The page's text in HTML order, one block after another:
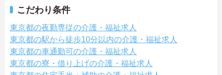
こだわり条件
東京都の夜勤専従の介護・福祉求人
東京都の駅から徒歩10分以内の介護・福祉求人
東京都の車通勤可の介護・福祉求人
東京都の寮・借り上げの介護・福祉求人